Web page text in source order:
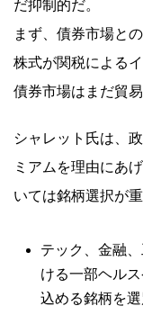
だ抑制的だ。
まず、債券市場と
株式が関税による
債券市場はまだ貿
シャレット氏は、
ミアムを理由にあ
いては銘柄選択が
テック、金融
ける一部ヘル
込める銘柄を選